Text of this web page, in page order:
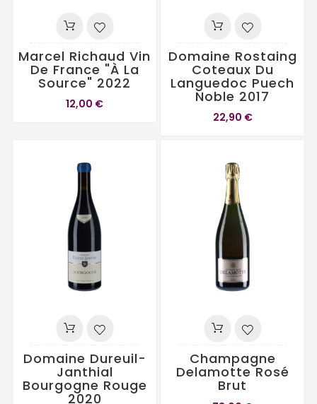
Marcel Richaud Vin
De France "À La
Source" 2022
12,00 €
Domaine Rostaing
Coteaux Du
Languedoc Puech
Noble 2017
22,90 €
Domaine Dureuil-
Janthial
Bourgogne Rouge
2020
Champagne
Delamotte Rosé
Brut